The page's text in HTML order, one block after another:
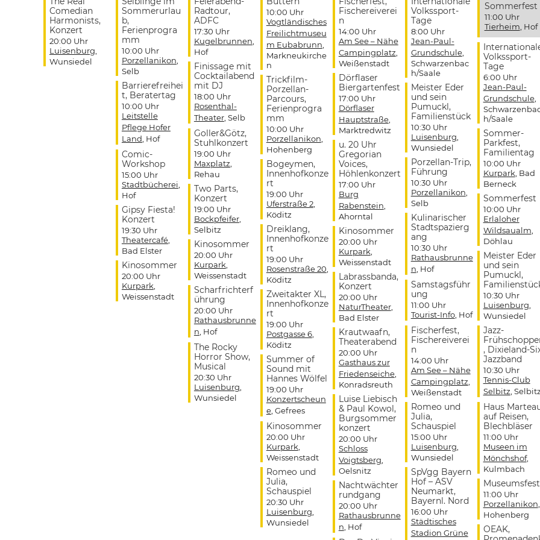
Comedian
Harmonists,
Konzert
20:00 Uhr
Luisenburg
Wunsiedel
Sommerurlau
b,
Ferienprogra
mm
10:00 Uhr
Porzellanikon
Selb
Barrierefreihei
t, Beratertag
10:00 Uhr
Leitstelle
Pflege Hofer
Land , Hof
Comic-
Workshop
15:00 Uhr
Stadtbücherei
Hof
Gipsy Fiesta!
Konzert
19:30 Uhr
Theatercafé,
Bad Elster
Kinosommer
20:00 Uhr
Kurpark
Weissenstadt
Radtour,
ADFC
17:30 Uhr
Kugelbrunnen
Hof
Finissage mit
Cocktailabend
mit DJ
18:00 Uhr
Rosenthal-
Theater, Selb
Goller&Götz,
Stuhlkonzert
19:00 Uhr
Maxplatz
Rehau
Two Parts,
Konzert
19:00 Uhr
Bockpfeifer,
Selbitz
Kinosommer
20:00 Uhr
Kurpark
Weissenstadt
Scharfrichterf
ührung
20:00 Uhr
Rathausbrunne
n , Hof
The Rocky
Horror Show,
Musical
20:30 Uhr
Luisenburg
Wunsiedel
10:00 Uhr
Vogtländisches
Freilichtmuseu
m Eubabrunn
Markneukirche
n
Trickfilm-
Porzellan-
Parcours,
Ferienprogra
mm
10:00 Uhr
Porzellanikon
Hohenberg
Bogeymen,
Innenhofkonze
rt
19:00 Uhr
Uferstraße 2,
Köditz
Dreiklang,
Innenhofkonze
rt
19:00 Uhr
Rosenstraße 20
Köditz
Zweitakter XL,
Innenhofkonze
rt
19:00 Uhr
Postgasse 6,
Köditz
Summer of
Sound mit
Hannes Wölfel
19:00 Uhr
Konzertscheun
e, Gefrees
Kinosommer
20:00 Uhr
Kurpark
Weissenstadt
Romeo und
Julia,
Schauspiel
20:30 Uhr
Luisenburg
Wunsiedel
Fischereiverei
n
14:00 Uhr
Am See – Nähe
Campingplatz
Weißenstadt
Dörflaser
Biergartenfest
17:00 Uhr
Dörflaser
Hauptstraße,
Marktredwitz
u. 20 Uhr
Gregorian
Voices,
Höhlenkonzert
17:00 Uhr
Burg
Rabenstein
Ahorntal
Kinosommer
20:00 Uhr
Kurpark
Weissenstadt
Labrassbanda,
Konzert
20:00 Uhr
NaturTheater,
Bad Elster
Krautwaafn,
Theaterabend
20:00 Uhr
Gasthaus zur
Friedenseiche,
Konradsreuth
Luise Liebisch
& Paul Kowol,
Burgsommer
konzert
20:00 Uhr
Schloss
Voigtsberg
Oelsnitz
Nachtwächter
rundgang
20:00 Uhr
Rathausbrunne
n , Hof
Volkssport-
Tage
8:00 Uhr
Jean-Paul-
Grundschule,
Schwarzenbac
h/Saale
Meister Eder
und sein
Pumuckl,
Familienstück
10:30 Uhr
Luisenburg
Wunsiedel
Porzellan-Trip,
Führung
10:30 Uhr
Porzellanikon
Selb
Kulinarischer
Stadtspazierg
ang
10:30 Uhr
Rathausbrunne
n , Hof
Samstagsführ
ung
11:00 Uhr
Tourist-Info, Hof
Fischerfest,
Fischereiverei
n
14:00 Uhr
Am See – Nähe
Campingplatz
Weißenstadt
Romeo und
Julia,
Schauspiel
15:00 Uhr
Luisenburg
Wunsiedel
SpVgg Bayern
Hof – ASV
Neumarkt,
Bayernl. Nord
16:00 Uhr
Städtisches
Stadion Grüne
Sommerfest
11:00 Uhr
Tierheim , Hof
Volkssport-
Tage
6:00 Uhr
Jean-Paul-
Grundschule,
h/Saale
Sommer-
Parkfest,
Familientag
10:00 Uhr
Kurpark , Bad
Berneck
Sommerfest
10:00 Uhr
Erlaloher
Wildsaualm
Döhlau
Meister Eder
und sein
Pumuckl,
10:30 Uhr
Luisenburg
Wunsiedel
Jazz-
, Dixieland-
Jazzband
10:30 Uhr
Tennis-Club
Selbitz ,
Haus
auf Reisen,
Blechbläser
11:00 Uhr
Museen im
Mönchshof,
Kulmbach
Museumsfest
11:00 Uhr
Porzellanikon
Hohenberg
OEAK,